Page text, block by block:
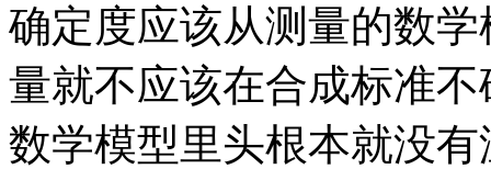
确定度应该从测量的数
量就不应该在合成标准
数学模型里头根本就没